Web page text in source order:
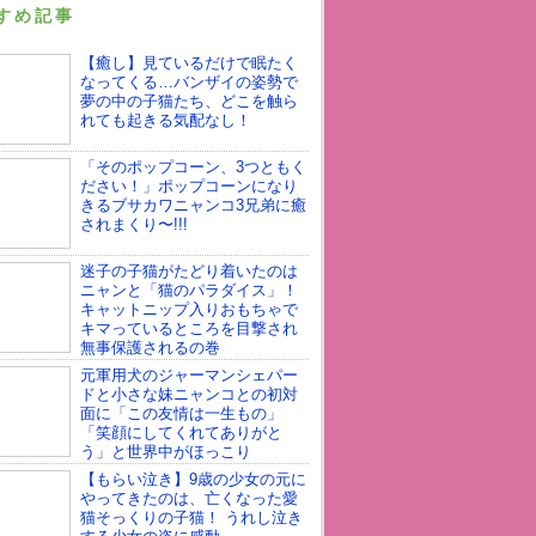
め記事
【癒し】見ているだけで眠たく
なってくる…バンザイの姿勢で
夢の中の子猫たち、どこを触ら
れても起きる気配なし！
「そのポップコーン、3つともく
ださい！」ポップコーンになり
きるブサカワニャンコ3兄弟に癒
されまくり〜!!!
迷子の子猫がたどり着いたのは
ニャンと「猫のパラダイス」！
キャットニップ入りおもちゃで
キマっているところを目撃され
無事保護されるの巻
元軍用犬のジャーマンシェパー
ドと小さな妹ニャンコとの初対
面に「この友情は一生もの」
「笑顔にしてくれてありがと
う」と世界中がほっこり
【もらい泣き】9歳の少女の元に
やってきたのは、亡くなった愛
猫そっくりの子猫！ うれし泣き